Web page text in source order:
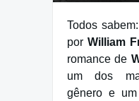
Todos sabem:
por William
romance de
um dos
gênero e